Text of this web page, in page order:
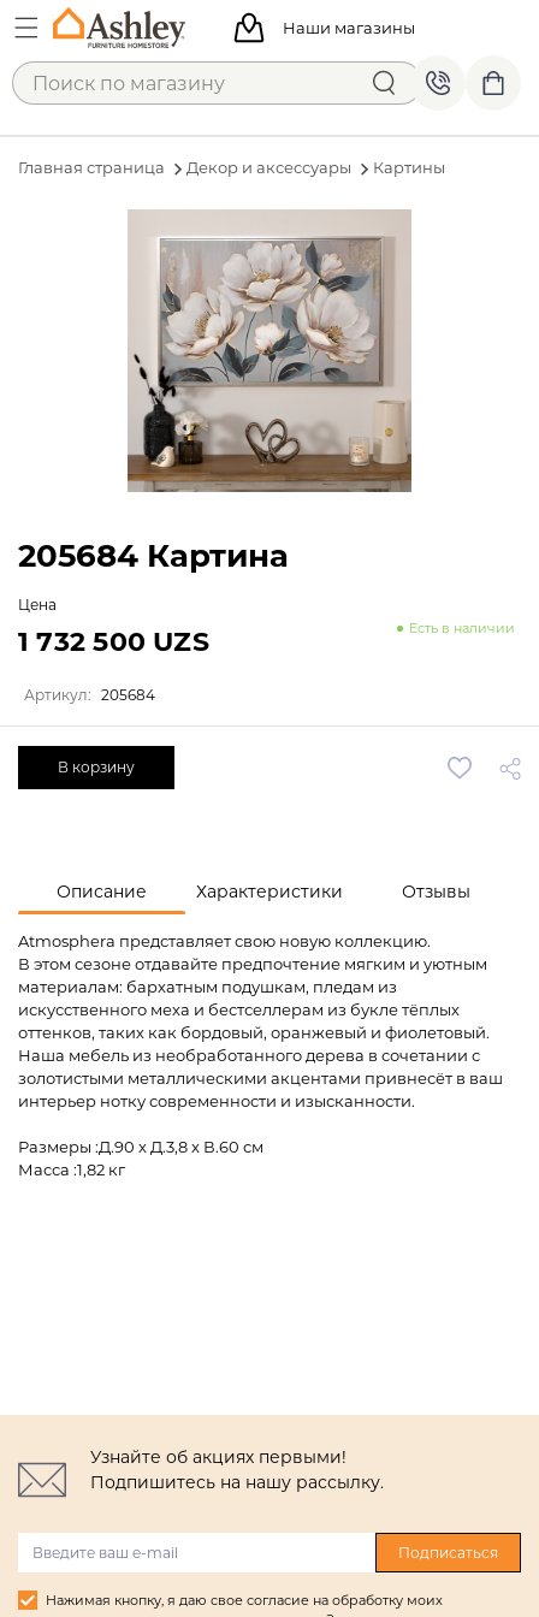
Наши магазины
Главная страница Декор и аксессуары Картины
Описание Характеристики Отзывы
Atmosphera представляет свою новую коллекцию.
В этом сезоне отдавайте предпочтение мягким и уютным
материалам: бархатным подушкам, пледам из
искусственного меха и бестселлерам из букле тёплых
оттенков, таких как бордовый, оранжевый и фиолетовый.
Наша мебель из необработанного дерева в сочетании с
золотистыми металлическими акцентами привнесёт в ваш
интерьер нотку современности и изысканности.
Размеры :Д.90 x Д.3,8 x В.60 см
Масса :1,82 кг
205684 Картина
Цена
Есть в наличии
1 732 500 UZS
Артикул: 205684
В корзину
Узнайте об акциях первыми!
Подпишитесь на нашу рассылку.
Подписаться
Нажимая кнопку, я даю свое согласие на обработку моих